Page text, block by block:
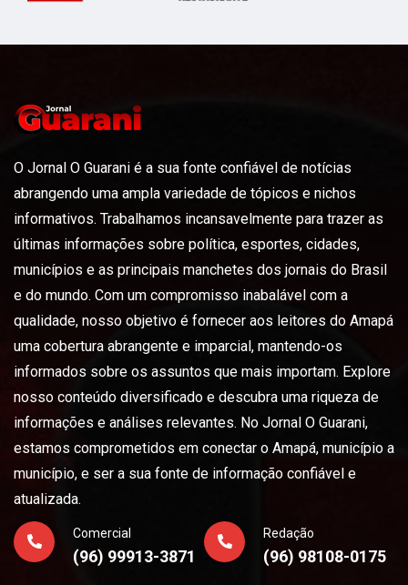
O Jornal O Guarani é a sua fonte confiável de notícias
abrangendo uma ampla variedade de tópicos e nichos
informativos. Trabalhamos incansavelmente para trazer as
últimas informações sobre política, esportes, cidades,
municípios e as principais manchetes dos jornais do Brasil
e do mundo. Com um compromisso inabalável com a
qualidade, nosso objetivo é fornecer aos leitores do Amapá
uma cobertura abrangente e imparcial, mantendo-os
informados sobre os assuntos que mais importam. Explore
nosso conteúdo diversificado e descubra uma riqueza de
informações e análises relevantes. No Jornal O Guarani,
estamos comprometidos em conectar o Amapá, município a
município, e ser a sua fonte de informação confiável e
atualizada.
Comercial
(96) 99913-3871
Redação
(96) 98108-0175